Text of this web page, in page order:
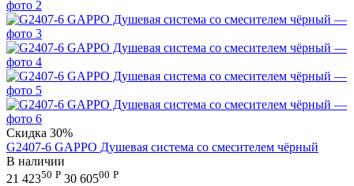
Скидка 30%
G2407-6 GAPPO Душевая система со смесителем чёрный
В наличии
21 42350 Р 30 60500 Р